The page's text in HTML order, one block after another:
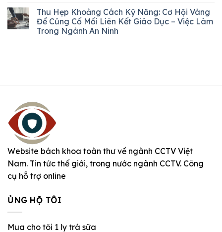
Thu Hẹp Khoảng Cách Kỹ Năng: Cơ Hội Vàng
Để Củng Cố Mối Liên Kết Giáo Dục – Việc Làm
Trong Ngành An Ninh
Website bách khoa toàn thư về ngành CCTV Việt
Nam. Tin tức thế giới, trong nước ngành CCTV. Công
cụ hỗ trợ online
ỦNG HỘ TÔI
Mua cho tôi 1 ly trà sữa